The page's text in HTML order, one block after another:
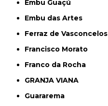
Embu Guaçú
Embu das Artes
Ferraz de Vasconcelos
Francisco Morato
Franco da Rocha
GRANJA VIANA
Guararema